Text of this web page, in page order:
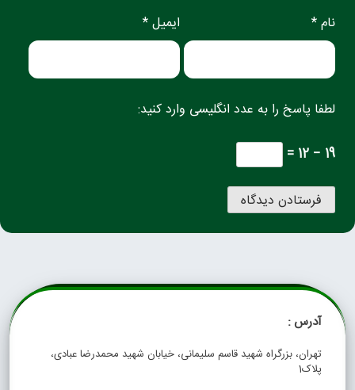
نام * ایمیل *
لطفا پاسخ را به عدد انگلیسی وارد کنید:
19 − 12 =
آدرس :
تهران، بزرگراه شهید قاسم سلیمانی، خیابان شهید محمدرضا عبادی،
پلاک1